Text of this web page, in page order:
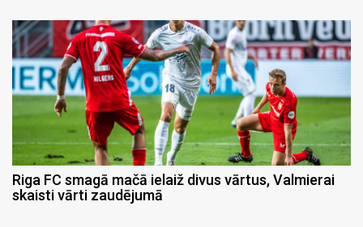
Riga FC smagā mačā ielaiž divus vārtus, Valmierai
skaisti vārti zaudējumā